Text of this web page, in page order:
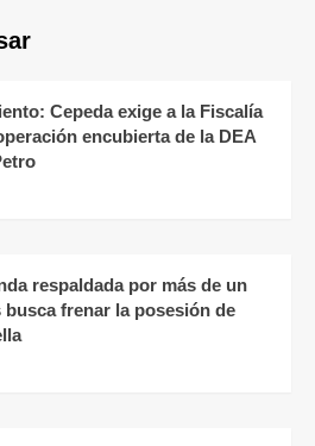
Cepeda exige a la Fiscalía
encubierta de la DEA
respaldada por más de un
frenar la posesión de